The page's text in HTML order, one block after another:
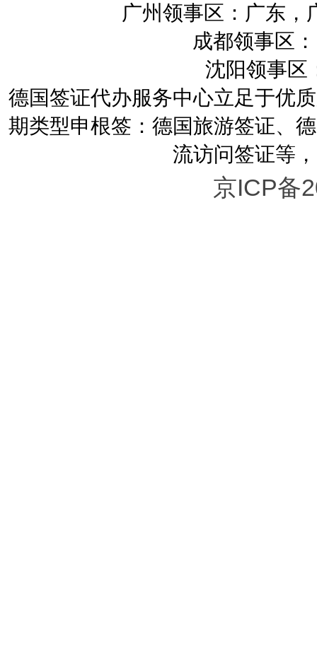
广州领事区：广东，
成都领事区
沈阳领事区
德国签证代办服务中心立足于优
期类型申根签：德国旅游签证、
流访问签证等
京ICP备